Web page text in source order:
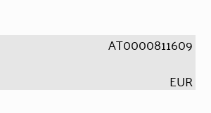
AT0000811609
EUR